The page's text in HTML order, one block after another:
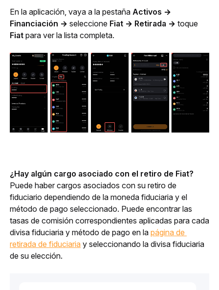
En la aplicación, vaya a la pestaña Activos →
Financiación → seleccione Fiat → Retirada →
Fiat para ver la lista completa.
¿Hay algún cargo asociado con el retiro de Fiat?
Puede haber cargos asociados con su retiro de
fiduciario dependiendo de la moneda fiduciaria y el
método de pago seleccionado. Puede encontrar las
tasas de comisión correspondientes aplicadas para cada
divisa fiduciaria y método de pago en la página de
retirada de fiduciaria y seleccionando la divisa fiduciaria
de su elección.